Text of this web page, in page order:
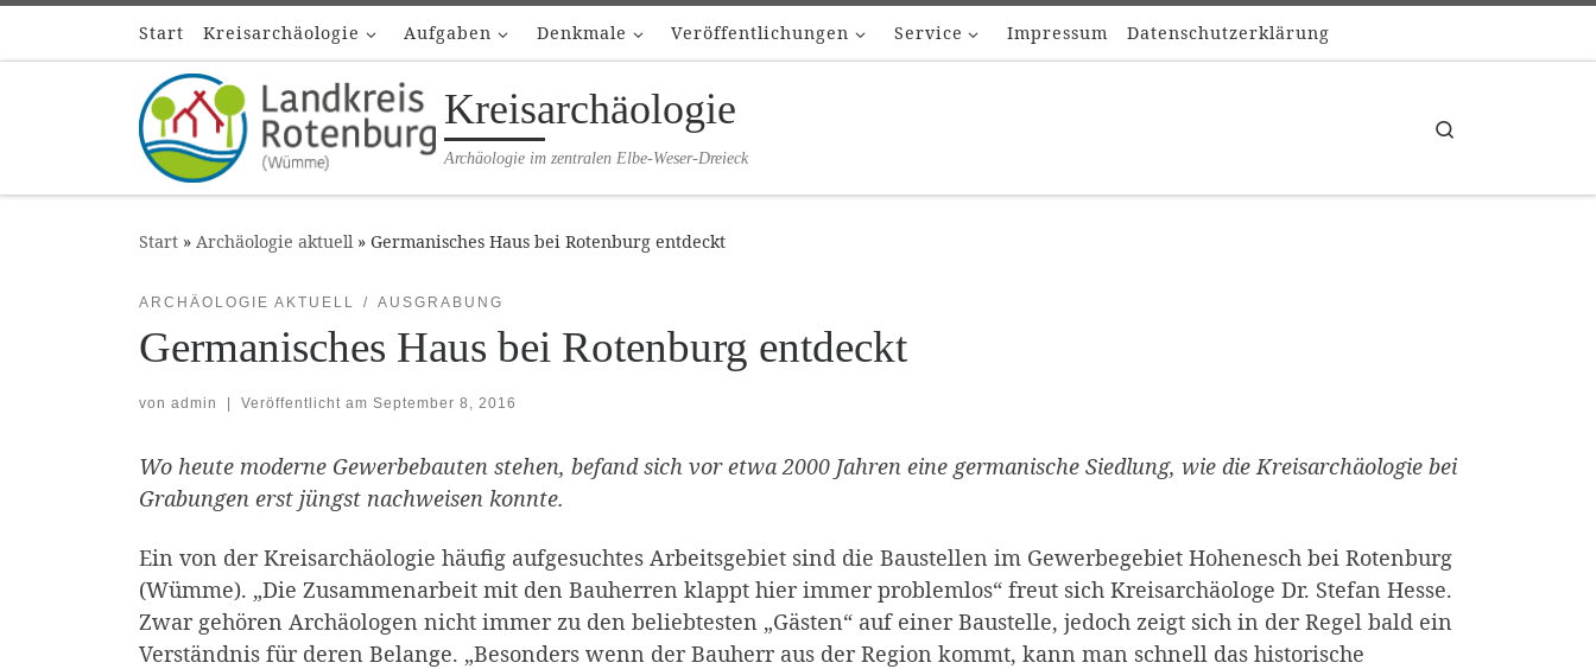
Zum Inhalt springen
Start Kreisarchäologie Aufgaben Denkmale Veröffentlichungen Service Impressum Datenschutzerklärung
Kreisarchäologie
Archäologie im zentralen Elbe-Weser-Dreieck
Start » Archäologie aktuell » Germanisches Haus bei Rotenburg entdeckt
ARCHÄOLOGIE AKTUELL AUSGRABUNG
Germanisches Haus bei Rotenburg entdeckt
von admin Veröffentlicht am September 8, 2016
Wo heute moderne Gewerbebauten stehen, befand sich vor etwa 2000 Jahren eine germanische Siedlung, wie die Kreisarchäologie bei
Grabungen erst jüngst nachweisen konnte.
Ein von der Kreisarchäologie häufig aufgesuchtes Arbeitsgebiet sind die Baustellen im Gewerbegebiet Hohenesch bei Rotenburg
(Wümme). „Die Zusammenarbeit mit den Bauherren klappt hier immer problemlos“ freut sich Kreisarchäologe Dr. Stefan Hesse.
Zwar gehören Archäologen nicht immer zu den beliebtesten „Gästen“ auf einer Baustelle, jedoch zeigt sich in der Regel bald ein
Verständnis für deren Belange. „Besonders wenn der Bauherr aus der Region kommt, kann man schnell das historische